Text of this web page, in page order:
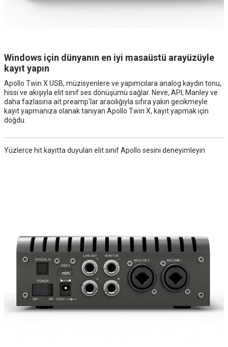
Windows için dünyanın en iyi masaüstü arayüzüyle
kayıt yapın
Apollo Twin X USB, müzisyenlere ve yapımcılara analog kaydın tonu,
hissi ve akışıyla elit sınıf ses dönüşümü sağlar. Neve, API, Manley ve
daha fazlasına ait preamp'lar aracılığıyla sıfıra yakın gecikmeyle
kayıt yapmanıza olanak tanıyan Apollo Twin X, kayıt yapmak için
doğdu.
Yüzlerce hit kayıtta duyulan elit sınıf Apollo sesini deneyimleyin